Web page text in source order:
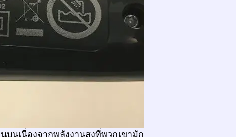
บนเนื่องจากพลังงานสูงที่พวกเขามัก